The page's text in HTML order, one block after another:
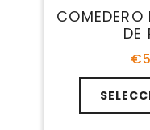
COMEDERO
DE
€
Este
producto
tiene